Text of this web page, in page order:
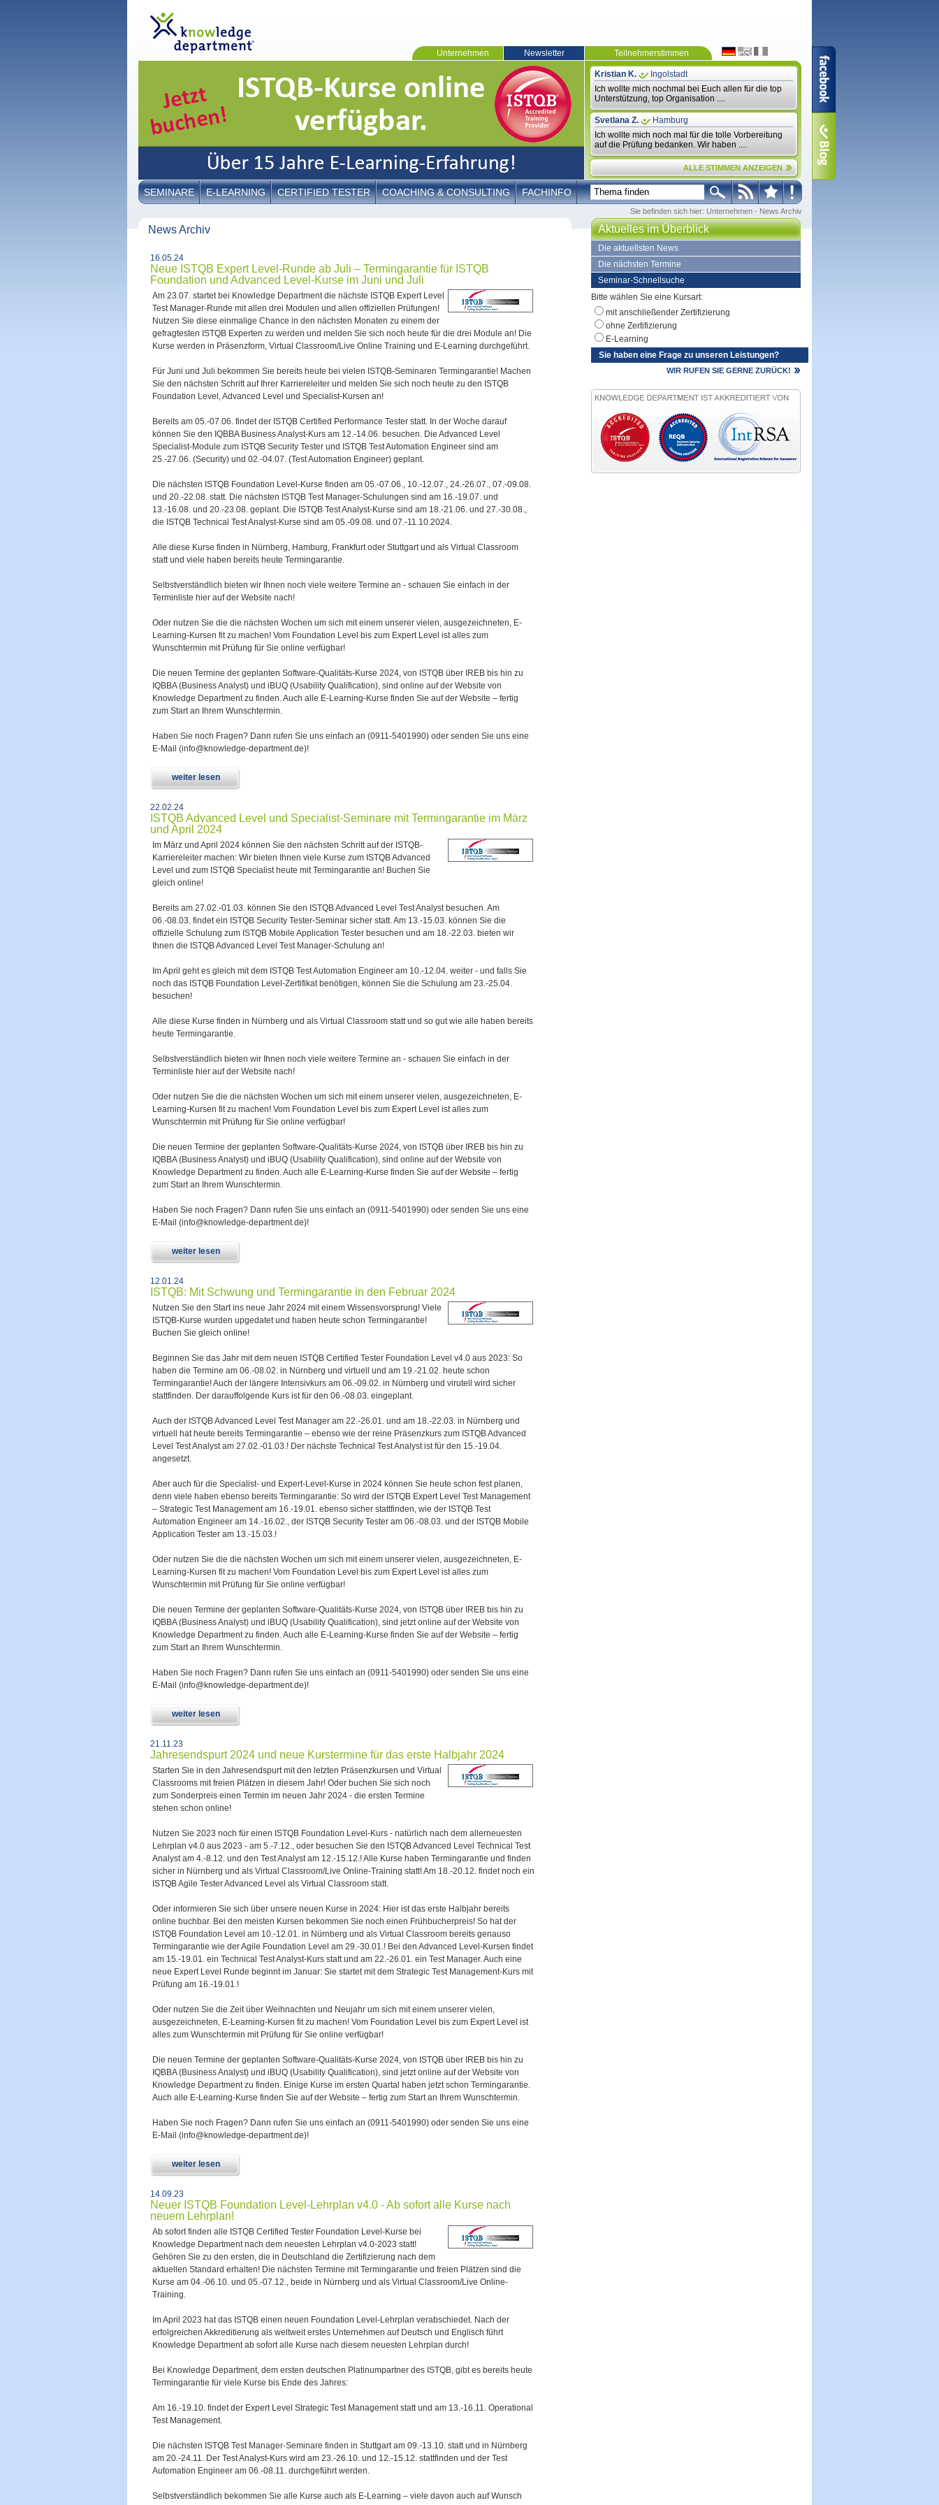
Unternehmen Newsletter Teilnehmerstimmen
Kristian K.
Ingolstadt
Ich wollte mich nochmal bei Euch allen für die top
Unterstützung, top Organisation ....
Svetlana Z.
Hamburg
Ich wollte mich noch mal für die tolle Vorbereitung
auf die Prüfung bedanken. Wir haben ....
ALLE STIMMEN ANZEIGEN
SEMINARE E-LEARNING CERTIFIED TESTER COACHING & CONSULTING FACHINFO
Sie befinden sich hier: Unternehmen - News Archiv
News Archiv
16.05.24
Neue ISTQB Expert Level-Runde ab Juli – Termingarantie für ISTQB
Foundation und Advanced Level-Kurse im Juni und Juli
Am 23.07. startet bei Knowledge Department die nächste ISTQB Expert Level
Test Manager-Runde mit allen drei Modulen und allen offiziellen Prüfungen!
Nutzen Sie diese einmalige Chance in den nächsten Monaten zu einem der
gefragtesten ISTQB Experten zu werden und melden Sie sich noch heute für die drei Module an! Die
Kurse werden in Präsenzform, Virtual Classroom/Live Online Training und E-Learning durchgeführt.
Für Juni und Juli bekommen Sie bereits heute bei vielen ISTQB-Seminaren Termingarantie! Machen
Sie den nächsten Schritt auf Ihrer Karriereleiter und melden Sie sich noch heute zu den ISTQB
Foundation Level, Advanced Level und Specialist-Kursen an!
Bereits am 05.-07.06. findet der ISTQB Certified Performance Tester statt. In der Woche darauf
können Sie den IQBBA Business Analyst-Kurs am 12.-14.06. besuchen. Die Advanced Level
Specialist-Module zum ISTQB Security Tester und ISTQB Test Automation Engineer sind am
25.-27.06. (Security) und 02.-04.07. (Test Automation Engineer) geplant.
Die nächsten ISTQB Foundation Level-Kurse finden am 05.-07.06., 10.-12.07., 24.-26.07., 07.-09.08.
und 20.-22.08. statt. Die nächsten ISTQB Test Manager-Schulungen sind am 16.-19.07. und
13.-16.08. und 20.-23.08. geplant. Die ISTQB Test Analyst-Kurse sind am 18.-21.06. und 27.-30.08.,
die ISTQB Technical Test Analyst-Kurse sind am 05.-09.08. und 07.-11.10.2024.
Alle diese Kurse finden in Nürnberg, Hamburg, Frankfurt oder Stuttgart und als Virtual Classroom
statt und viele haben bereits heute Termingarantie.
Selbstverständlich bieten wir Ihnen noch viele weitere Termine an - schauen Sie einfach in der
Terminliste hier auf der Website nach!
Oder nutzen Sie die die nächsten Wochen um sich mit einem unserer vielen, ausgezeichneten, E-
Learning-Kursen fit zu machen! Vom Foundation Level bis zum Expert Level ist alles zum
Wunschtermin mit Prüfung für Sie online verfügbar!
Die neuen Termine der geplanten Software-Qualitäts-Kurse 2024, von ISTQB über IREB bis hin zu
IQBBA (Business Analyst) und iBUQ (Usability Qualification), sind online auf der Website von
Knowledge Department zu finden. Auch alle E-Learning-Kurse finden Sie auf der Website – fertig
zum Start an Ihrem Wunschtermin.
Haben Sie noch Fragen? Dann rufen Sie uns einfach an (0911-5401990) oder senden Sie uns eine
E-Mail (info@knowledge-department.de)!
weiter lesen
22.02.24
ISTQB Advanced Level und Specialist-Seminare mit Termingarantie im März
und April 2024
Im März und April 2024 können Sie den nächsten Schritt auf der ISTQB-
Karriereleiter machen: Wir bieten Ihnen viele Kurse zum ISTQB Advanced
Level und zum ISTQB Specialist heute mit Termingarantie an! Buchen Sie
gleich online!
Bereits am 27.02.-01.03. können Sie den ISTQB Advanced Level Test Analyst besuchen. Am
06.-08.03. findet ein ISTQB Security Tester-Seminar sicher statt. Am 13.-15.03. können Sie die
offizielle Schulung zum ISTQB Mobile Application Tester besuchen und am 18.-22.03. bieten wir
Ihnen die ISTQB Advanced Level Test Manager-Schulung an!
Im April geht es gleich mit dem ISTQB Test Automation Engineer am 10.-12.04. weiter - und falls Sie
noch das ISTQB Foundation Level-Zertifikat benötigen, können Sie die Schulung am 23.-25.04.
besuchen!
Alle diese Kurse finden in Nürnberg und als Virtual Classroom statt und so gut wie alle haben bereits
heute Termingarantie.
Selbstverständlich bieten wir Ihnen noch viele weitere Termine an - schauen Sie einfach in der
Terminliste hier auf der Website nach!
Oder nutzen Sie die die nächsten Wochen um sich mit einem unserer vielen, ausgezeichneten, E-
Learning-Kursen fit zu machen! Vom Foundation Level bis zum Expert Level ist alles zum
Wunschtermin mit Prüfung für Sie online verfügbar!
Die neuen Termine der geplanten Software-Qualitäts-Kurse 2024, von ISTQB über IREB bis hin zu
IQBBA (Business Analyst) und iBUQ (Usability Qualification), sind online auf der Website von
Knowledge Department zu finden. Auch alle E-Learning-Kurse finden Sie auf der Website – fertig
zum Start an Ihrem Wunschtermin.
Haben Sie noch Fragen? Dann rufen Sie uns einfach an (0911-5401990) oder senden Sie uns eine
E-Mail (info@knowledge-department.de)!
weiter lesen
12.01.24
ISTQB: Mit Schwung und Termingarantie in den Februar 2024
Nutzen Sie den Start ins neue Jahr 2024 mit einem Wissensvorsprung! Viele
ISTQB-Kurse wurden upgedatet und haben heute schon Termingarantie!
Buchen Sie gleich online!
Beginnen Sie das Jahr mit dem neuen ISTQB Certified Tester Foundation Level v4.0 aus 2023: So
haben die Termine am 06.-08.02. in Nürnberg und virtuell und am 19.-21.02. heute schon
Termingarantie! Auch der längere Intensivkurs am 06.-09.02. in Nürnberg und virutell wird sicher
stattfinden. Der darauffolgende Kurs ist für den 06.-08.03. eingeplant.
Auch der ISTQB Advanced Level Test Manager am 22.-26.01. und am 18.-22.03. in Nürnberg und
virtuell hat heute bereits Termingarantie – ebenso wie der reine Präsenzkurs zum ISTQB Advanced
Level Test Analyst am 27.02.-01.03.! Der nächste Technical Test Analyst ist für den 15.-19.04.
angesetzt.
Aber auch für die Specialist- und Expert-Level-Kurse in 2024 können Sie heute schon fest planen,
denn viele haben ebenso bereits Termingarantie: So wird der ISTQB Expert Level Test Management
– Strategic Test Management am 16.-19.01. ebenso sicher stattfinden, wie der ISTQB Test
Automation Engineer am 14.-16.02., der ISTQB Security Tester am 06.-08.03. und der ISTQB Mobile
Application Tester am 13.-15.03.!
Oder nutzen Sie die die nächsten Wochen um sich mit einem unserer vielen, ausgezeichneten, E-
Learning-Kursen fit zu machen! Vom Foundation Level bis zum Expert Level ist alles zum
Wunschtermin mit Prüfung für Sie online verfügbar!
Die neuen Termine der geplanten Software-Qualitäts-Kurse 2024, von ISTQB über IREB bis hin zu
IQBBA (Business Analyst) und iBUQ (Usability Qualification), sind jetzt online auf der Website von
Knowledge Department zu finden. Auch alle E-Learning-Kurse finden Sie auf der Website – fertig
zum Start an Ihrem Wunschtermin.
Haben Sie noch Fragen? Dann rufen Sie uns einfach an (0911-5401990) oder senden Sie uns eine
E-Mail (info@knowledge-department.de)!
weiter lesen
21.11.23
Jahresendspurt 2024 und neue Kurstermine für das erste Halbjahr 2024
Starten Sie in den Jahresendspurt mit den letzten Präsenzkursen und Virtual
Classrooms mit freien Plätzen in diesem Jahr! Oder buchen Sie sich noch
zum Sonderpreis einen Termin im neuen Jahr 2024 - die ersten Termine
stehen schon online!
Nutzen Sie 2023 noch für einen ISTQB Foundation Level-Kurs - natürlich nach dem allerneuesten
Lehrplan v4.0 aus 2023 - am 5.-7.12., oder besuchen Sie den ISTQB Advanced Level Technical Test
Analyst am 4.-8.12. und den Test Analyst am 12.-15.12.! Alle Kurse haben Termingarantie und finden
sicher in Nürnberg und als Virtual Classroom/Live Online-Training statt! Am 18.-20.12. findet noch ein
ISTQB Agile Tester Advanced Level als Virtual Classroom statt.
Oder informieren Sie sich über unsere neuen Kurse in 2024: Hier ist das erste Halbjahr bereits
online buchbar. Bei den meisten Kursen bekommen Sie noch einen Frühbucherpreis! So hat der
ISTQB Foundation Level am 10.-12.01. in Nürnberg und als Virtual Classroom bereits genauso
Termingarantie wie der Agile Foundation Level am 29.-30.01.! Bei den Advanced Level-Kursen findet
am 15.-19.01. ein Technical Test Analyst-Kurs statt und am 22.-26.01. ein Test Manager. Auch eine
neue Expert Level Runde beginnt im Januar: Sie startet mit dem Strategic Test Management-Kurs mit
Prüfung am 16.-19.01.!
Oder nutzen Sie die Zeit über Weihnachten und Neujahr um sich mit einem unserer vielen,
ausgezeichneten, E-Learning-Kursen fit zu machen! Vom Foundation Level bis zum Expert Level ist
alles zum Wunschtermin mit Prüfung für Sie online verfügbar!
Die neuen Termine der geplanten Software-Qualitäts-Kurse 2024, von ISTQB über IREB bis hin zu
IQBBA (Business Analyst) und iBUQ (Usability Qualification), sind jetzt online auf der Website von
Knowledge Department zu finden. Einige Kurse im ersten Quartal haben jetzt schon Termingarantie.
Auch alle E-Learning-Kurse finden Sie auf der Website – fertig zum Start an Ihrem Wunschtermin.
Haben Sie noch Fragen? Dann rufen Sie uns einfach an (0911-5401990) oder senden Sie uns eine
E-Mail (info@knowledge-department.de)!
weiter lesen
14.09.23
Neuer ISTQB Foundation Level-Lehrplan v4.0 - Ab sofort alle Kurse nach
neuem Lehrplan!
Ab sofort finden alle ISTQB Certified Tester Foundation Level-Kurse bei
Knowledge Department nach dem neuesten Lehrplan v4.0-2023 statt!
Gehören Sie zu den ersten, die in Deutschland die Zertifizierung nach dem
aktuellen Standard erhalten! Die nächsten Termine mit Termingarantie und freien Plätzen sind die
Kurse am 04.-06.10. und 05.-07.12., beide in Nürnberg und als Virtual Classroom/Live Online-
Training.
Im April 2023 hat das ISTQB einen neuen Foundation Level-Lehrplan verabschiedet. Nach der
erfolgreichen Akkreditierung als weltweit erstes Unternehmen auf Deutsch und Englisch führt
Knowledge Department ab sofort alle Kurse nach diesem neuesten Lehrplan durch!
Bei Knowledge Department, dem ersten deutschen Platinumpartner des ISTQB, gibt es bereits heute
Termingarantie für viele Kurse bis Ende des Jahres:
Am 16.-19.10. findet der Expert Level Strategic Test Management statt und am 13.-16.11. Operational
Test Management.
Die nächsten ISTQB Test Manager-Seminare finden in Stuttgart am 09.-13.10. statt und in Nürnberg
am 20.-24.11. Der Test Analyst-Kurs wird am 23.-26.10. und 12.-15.12. stattfinden und der Test
Automation Engineer am 06.-08.11. durchgeführt werden.
Selbstverständlich bekommen Sie alle Kurse auch als E-Learning – viele davon auch auf Wunsch
Aktuelles im Überblick
Die aktuellsten News
Die nächsten Termine
Seminar-Schnellsuche
Bitte wählen Sie eine Kursart:
mit anschließender Zertifizierung
ohne Zertifizierung
E-Learning
Sie haben eine Frage zu unseren Leistungen?
WIR RUFEN SIE GERNE ZURÜCK!